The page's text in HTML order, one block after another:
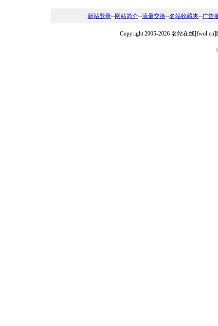
新站登录--网站简介--流量交换--名站收藏夹--广告
Copyright 2005-2026 名站在线